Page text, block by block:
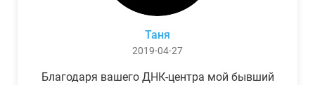
Таня
2019-04-27
Благодаря вашего ДНК-центра мой бывший